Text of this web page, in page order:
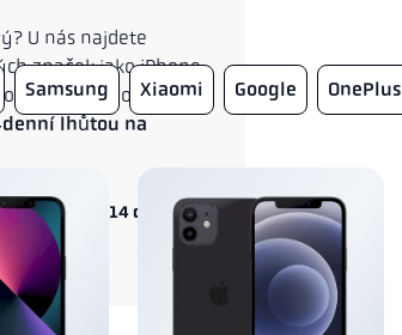
U nás najdete
značek jako iPhone,
obnovených
lhůtou na
jako nový | 14 dní na
Samsung Xiaomi Google OnePlus